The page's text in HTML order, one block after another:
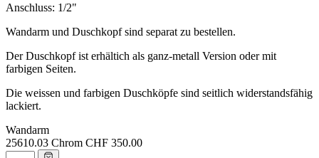
Anschluss: 1/2"
Wandarm und Duschkopf sind separat zu bestellen.
Der Duschkopf ist erhältich als ganz-metall Version oder mit
farbigen Seiten.
Die weissen und farbigen Duschköpfe sind seitlich widerstandsfähig
lackiert.
Wandarm
25610.03 Chrom CHF 350.00